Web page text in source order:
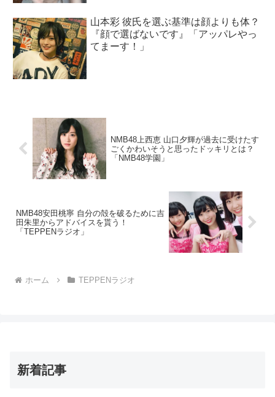
山本彩 彼氏を選ぶ基準は顔よりも体？
『顔で選ばないです』「アッパレやっ
てまーす！」
NMB48上西恵 山口夕輝が過去に受けたす
ごくかわいそうと思ったドッキリとは？
「NMB48学園」
NMB48安田桃寧 自分の殻を破るために吉
田朱里からアドバイスを貰う！
「TEPPENラジオ」
ホーム TEPPENラジオ
新着記事